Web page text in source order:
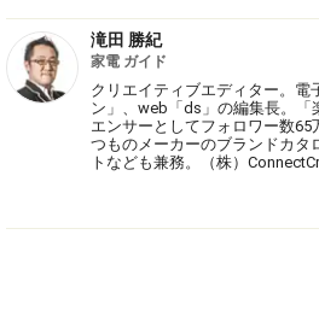
滝田 勝紀
家電 ガイド
クリエイティブエディター。電
ン」、web「ds」の編集長。「
エンサーとしてフォロワー数65
つものメーカーのブランドカタ
トなども兼務。（株）